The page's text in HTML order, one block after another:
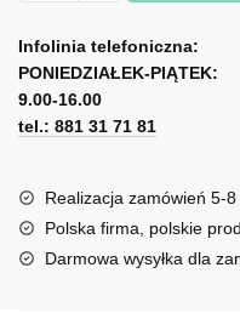
z
olejkiem
i
kamieniami
l
t
e
r
a
t
i
Infolinia telefoniczna:
PONIEDZIAŁEK-PIĄTEK:
9.00-16.00
tel.: 881 31 71 81
Realizacja zamówień 5-
Polska firma, polskie
Darmowa wysyłka dla